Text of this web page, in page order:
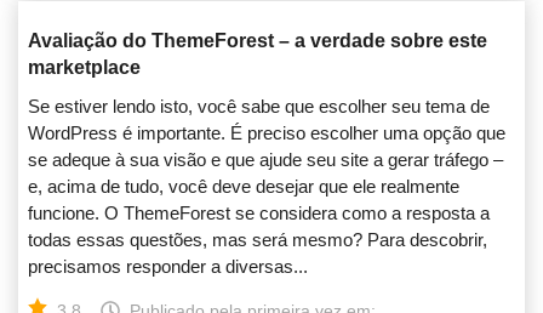
Avaliação do ThemeForest – a verdade sobre este
marketplace
Se estiver lendo isto, você sabe que escolher seu tema de
WordPress é importante. É preciso escolher uma opção que
se adeque à sua visão e que ajude seu site a gerar tráfego –
e, acima de tudo, você deve desejar que ele realmente
funcione. O ThemeForest se considera como a resposta a
todas essas questões, mas será mesmo? Para descobrir,
precisamos responder a diversas...